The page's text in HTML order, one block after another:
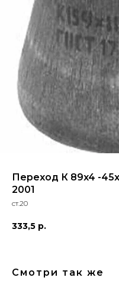
Переход К 89x4 -
2001
ст.20
333,5 р.
Смотри так же